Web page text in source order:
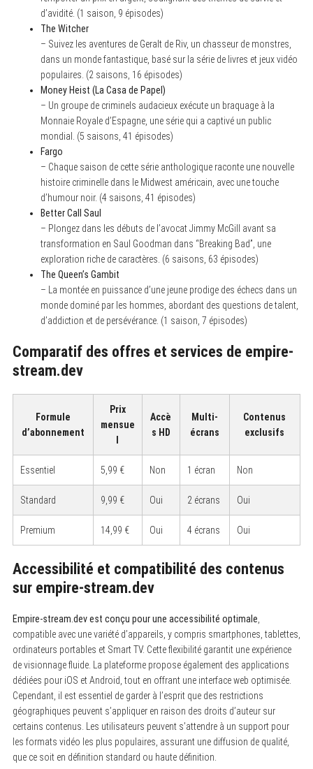
d’avidité. (1 saison, 9 épisodes)
The Witcher
– Suivez les aventures de Geralt de Riv, un chasseur de monstres,
dans un monde fantastique, basé sur la série de livres et jeux vidéo
populaires. (2 saisons, 16 épisodes)
Money Heist (La Casa de Papel)
– Un groupe de criminels audacieux exécute un braquage à la
Monnaie Royale d’Espagne, une série qui a captivé un public
mondial. (5 saisons, 41 épisodes)
Fargo
– Chaque saison de cette série anthologique raconte une nouvelle
histoire criminelle dans le Midwest américain, avec une touche
d’humour noir. (4 saisons, 41 épisodes)
Better Call Saul
– Plongez dans les débuts de l’avocat Jimmy McGill avant sa
transformation en Saul Goodman dans “Breaking Bad”, une
exploration riche de caractères. (6 saisons, 63 épisodes)
The Queen’s Gambit
– La montée en puissance d’une jeune prodige des échecs dans un
monde dominé par les hommes, abordant des questions de talent,
d’addiction et de persévérance. (1 saison, 7 épisodes)
Comparatif des offres et services de empire-
stream.dev
Formule
d’abonnement
Prix
mensue
Accè
s HD
Multi-
écrans
Contenus
exclusifs
Essentiel 5,99 € Non 1 écran Non
Standard 9,99 € Oui 2 écrans Oui
Premium 14,99 € Oui 4 écrans Oui
Accessibilité et compatibilité des contenus
sur empire-stream.dev
Empire-stream.dev est conçu pour une accessibilité optimale
compatible avec une variété d’appareils, y compris smartphones, tablettes,
ordinateurs portables et Smart TV. Cette flexibilité garantit une expérience
de visionnage fluide. La plateforme propose également des applications
dédiées pour iOS et Android, tout en offrant une interface web optimisée.
Cependant, il est essentiel de garder à l’esprit que des restrictions
géographiques peuvent s’appliquer en raison des droits d’auteur sur
certains contenus. Les utilisateurs peuvent s’attendre à un support pour
les formats vidéo les plus populaires, assurant une diffusion de qualité,
que ce soit en définition standard ou haute définition.
S
a
r
h
f
o
: